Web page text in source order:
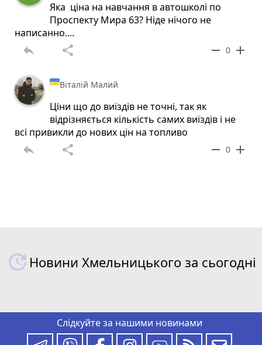
Яка ціна на навчання в автошколі по
Проспекту Мира 63? Ніде нічого не
написанно....
reply share remove 0 add
Віталій Малий
Ціни що до виїздів не точні, так як
відрізняється кількість самих виїздів і не
всі привикли до нових цін на топливо
reply share remove 0 add
Новини Хмельницького за сьогодні
Слідкуйте за нашими новинами